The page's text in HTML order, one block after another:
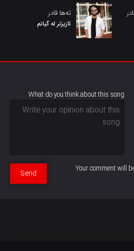
تەها قادر
ئازیزتر لە گیانم
What do you think about this song
Your comment will
Send